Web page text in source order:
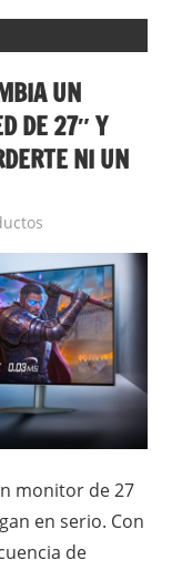
UN
DE 27″ Y
NI UN
monitor de 27
en serio. Con
de